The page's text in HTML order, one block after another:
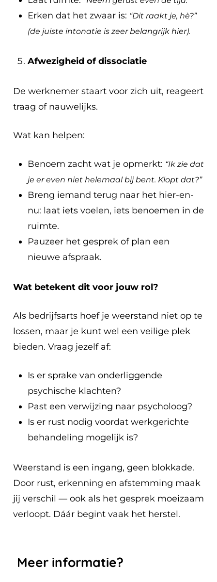
Erken dat het zwaar is: “Dit raakt je, hè?”
(de juiste intonatie is zeer belangrijk hier).
Afwezigheid of dissociatie
De werknemer staart voor zich uit, reageert
traag of nauwelijks.
Wat kan helpen:
Benoem zacht wat je opmerkt: “Ik zie dat
je er even niet helemaal bij bent. Klopt dat?”
Breng iemand terug naar het hier-en-
nu: laat iets voelen, iets benoemen in de
ruimte.
Pauzeer het gesprek of plan een
nieuwe afspraak.
Wat betekent dit voor jouw rol?
Als bedrijfsarts hoef je weerstand niet op te
lossen, maar je kunt wel een veilige plek
bieden. Vraag jezelf af:
Is er sprake van onderliggende
psychische klachten?
Past een verwijzing naar psycholoog?
Is er rust nodig voordat werkgerichte
behandeling mogelijk is?
Weerstand is een ingang, geen blokkade.
Door rust, erkenning en afstemming maak
jij verschil — ook als het gesprek moeizaam
verloopt. Dáár begint vaak het herstel.
Meer informatie?